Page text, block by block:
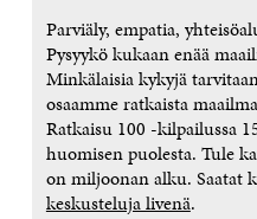
Parviäly, empatia,
Pysyykö kukaan enää
Minkälaisia kykyjä
osaamme ratkaista
Ratkaisu 100 -kilpailussa
huomisen puolesta. Tule
on miljoonan alku. Saatat
keskusteluja livenä.